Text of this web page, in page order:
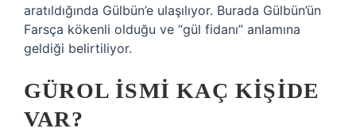
aratıldığında Gülbün’e ulaşılıyor. Burada Gülbün’ün
Farsça kökenli olduğu ve “gül fidanı” anlamına
geldiği belirtiliyor.
GÜROL ISMI KAÇ KIŞIDE
VAR?